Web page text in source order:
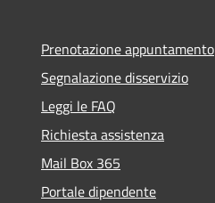
Prenotazione appuntamento
Segnalazione disservizio
Leggi le FAQ
Richiesta assistenza
Mail Box 365
Portale dipendente